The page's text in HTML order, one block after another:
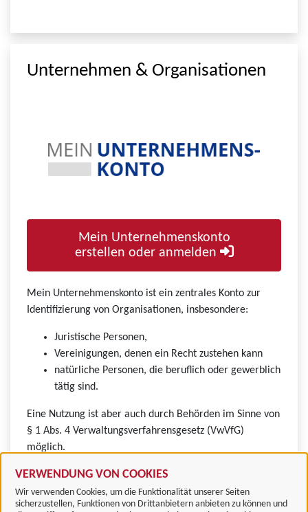
VERWENDUNG VON COOKIES
Wir verwenden Cookies, um die Funktionalität unserer Seiten
sicherzustellen, Funktionen von Drittanbietern anbieten zu können und
Unternehmen & Organisationen
Mein Unternehmenskonto
erstellen oder anmelden
Mein Unternehmenskonto ist ein zentrales Konto zur
Identifizierung von Organisationen, insbesondere:
Juristische Personen,
Vereinigungen, denen ein Recht zustehen kann
natürliche Personen, die beruflich oder gewerblich
tätig sind.
Eine Nutzung ist aber auch durch Behörden im Sinne von
§ 1 Abs. 4 Verwaltungsverfahrensgesetz (VwVfG)
möglich.